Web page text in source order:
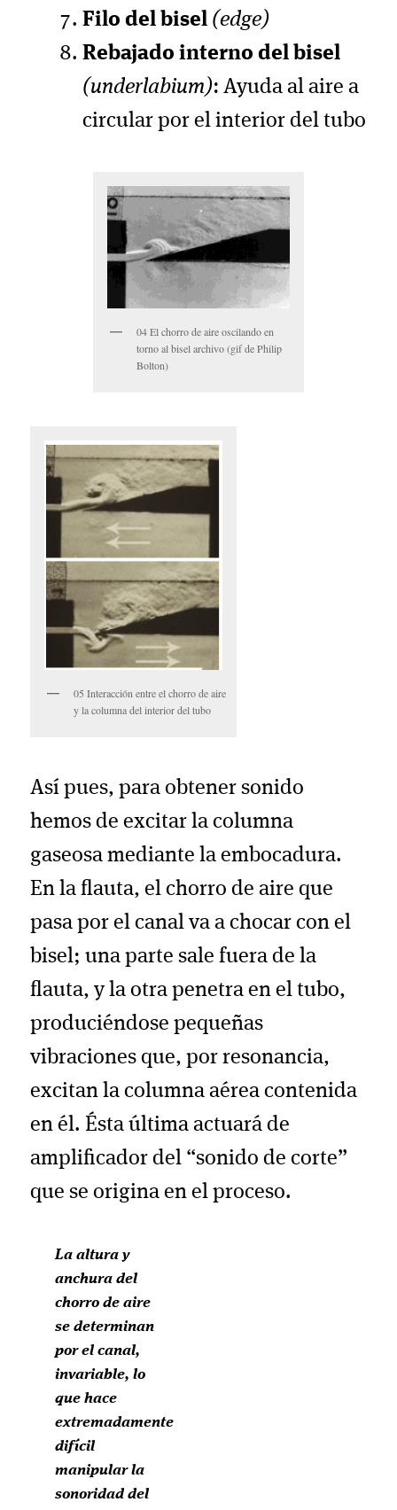
Filo del bisel (edge)
Rebajado interno del bisel
(underlabium): Ayuda al aire a
circular por el interior del tubo
04 El chorro de aire oscilando en
torno al bisel archivo (gif de Philip
Bolton)
05 Interacción entre el chorro de aire
y la columna del interior del tubo
Así pues, para obtener sonido
hemos de excitar la columna
gaseosa mediante la embocadura.
En la flauta, el chorro de aire que
pasa por el canal va a chocar con el
bisel; una parte sale fuera de la
flauta, y la otra penetra en el tubo,
produciéndose pequeñas
vibraciones que, por resonancia,
excitan la columna aérea contenida
en él. Ésta última actuará de
amplificador del “sonido de corte”
que se origina en el proceso.
La altura y
anchura del
chorro de aire
se determinan
por el canal,
invariable, lo
que hace
extremadamente
difícil
manipular la
sonoridad del